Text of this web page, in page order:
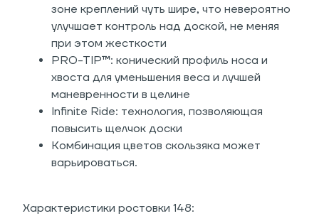
зоне креплений чуть шире, что невероятно
улучшает контроль над доской, не меняя
при этом жесткости
PRO-TIP™: конический профиль носа и
хвоста для уменьшения веса и лучшей
маневренности в целине
Infinite Ride: технология, позволяющая
повысить щелчок доски
Комбинация цветов скользяка может
варьироваться.
Характеристики ростовки 148: